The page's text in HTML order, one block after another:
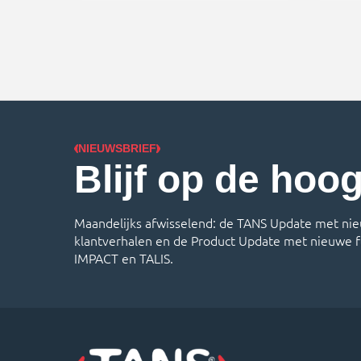
fijnmazige koel- […]
NIEUWSBRIEF
Blijf op de
Maandelijks afwisselend: de TANS Update met
klantverhalen en de Product Update met nieuwe
IMPACT en TALIS.